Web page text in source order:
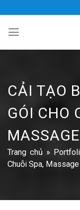
qua
nội
CẢI TẠO
GÓI CHO
Trang chủ »
Chuỗi Spa,